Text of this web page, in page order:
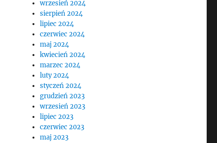
wrzesień 2024
sierpień 2024
lipiec 2024
czerwiec 2024
maj 2024
kwiecień 2024
marzec 2024
luty 2024
styczeń 2024
grudzień 2023
wrzesień 2023
lipiec 2023
czerwiec 2023
maj 2023